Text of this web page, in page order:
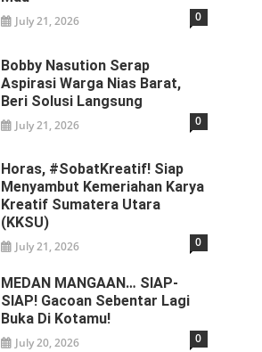
July 21, 2026 0
Bobby Nasution Serap
Aspirasi Warga Nias Barat,
Beri Solusi Langsung
July 21, 2026 0
Horas, #SobatKreatif! Siap
Menyambut Kemeriahan Karya
Kreatif Sumatera Utara
(KKSU)
July 21, 2026 0
MEDAN MANGAAN… SIAP-
SIAP! Gacoan Sebentar Lagi
Buka Di Kotamu!
July 20, 2026 0